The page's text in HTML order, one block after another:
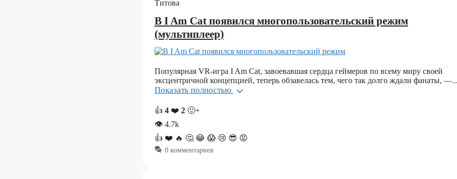
В I Am Cat появился многопользовательский режим
(мультиплеер)
Популярная VR-игра I Am Cat, завоевавшая сердца геймеров по всему миру своей
эксцентричной концепцией, теперь обзавелась тем, чего так долго ждали фанаты,
Показать полностью
👍 4 ❤️ 2 🙂+
👁 4.7k
👍 ❤️ 🔥 🤔 😂 😱 😢 😎 😡
0 комментариев